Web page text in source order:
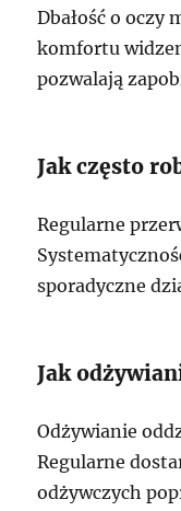
Dbałość o oczy
komfortu
pozwalają
Jak często
Regularne
sporadyczne
Jak
Odżywianie
Regularne
odżywczych